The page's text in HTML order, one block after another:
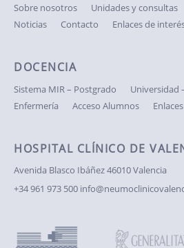
HOSPITAL CLÍNICO DE
Avenida Blasco Ibáñez46010 Valencia
+34 961 973 500
Sobre nosotros Unidades y consultas
Noticias
Contacto Enlaces de
DOCENCIA
Sistema MIR – Postgrado Universidad
Enfermería
Acceso Alumnos